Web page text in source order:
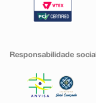
Responsabilidade social